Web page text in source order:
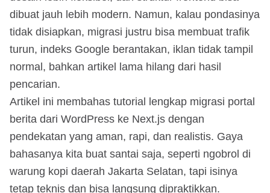
dibuat jauh lebih modern. Namun, kalau pondasinya
tidak disiapkan, migrasi justru bisa membuat trafik
turun, indeks Google berantakan, iklan tidak tampil
normal, bahkan artikel lama hilang dari hasil
pencarian.
Artikel ini membahas tutorial lengkap migrasi portal
berita dari WordPress ke Next.js dengan
pendekatan yang aman, rapi, dan realistis. Gaya
bahasanya kita buat santai saja, seperti ngobrol di
warung kopi daerah Jakarta Selatan, tapi isinya
tetap teknis dan bisa langsung dipraktikkan.